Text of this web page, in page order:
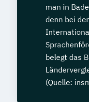
man in
denn bei
belegt das
(Quelle: